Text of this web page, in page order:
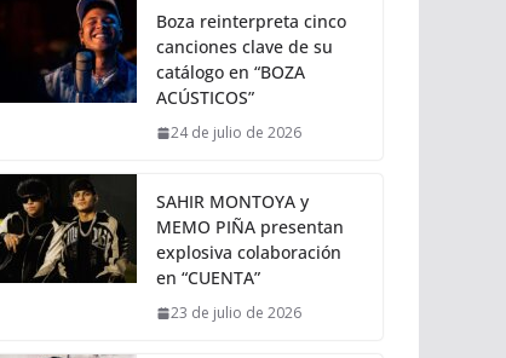
Boza reinterpreta cinco
canciones clave de su
catálogo en “BOZA
ACÚSTICOS”
24 de julio de 2026
SAHIR MONTOYA y
MEMO PIÑA presentan
explosiva colaboración
en “CUENTA”
23 de julio de 2026